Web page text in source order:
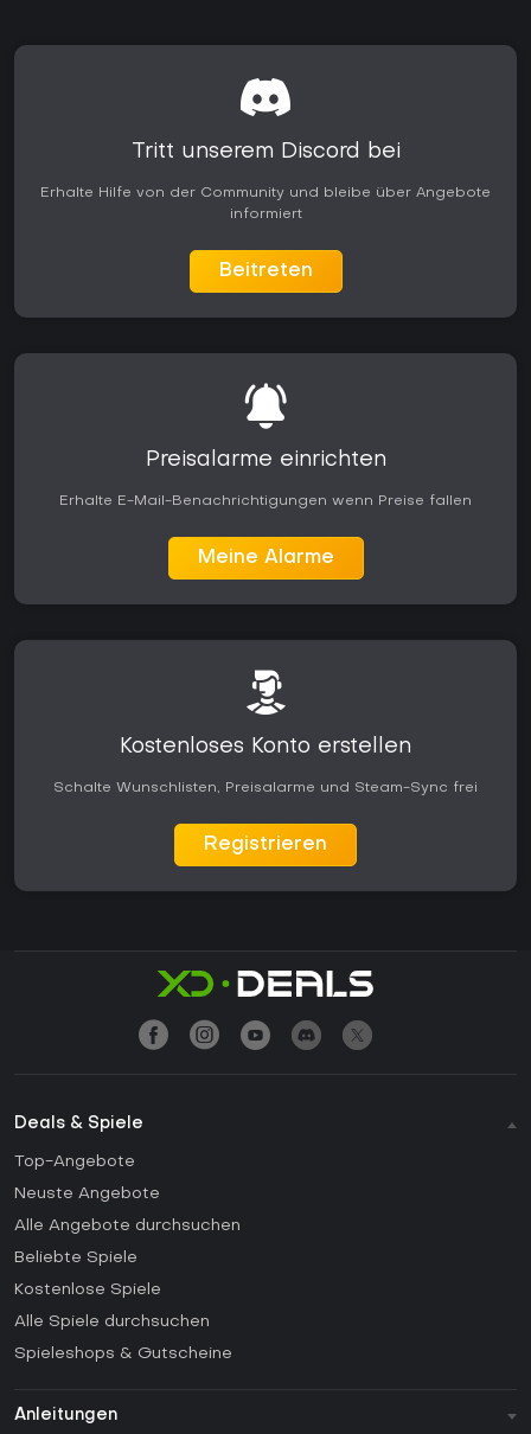
Tritt unserem Discord bei
Erhalte Hilfe von der Community und bleibe über Angebote
informiert
Beitreten
Preisalarme einrichten
Erhalte E-Mail-Benachrichtigungen wenn Preise fallen
Meine Alarme
Kostenloses Konto erstellen
Schalte Wunschlisten, Preisalarme und Steam-Sync frei
Registrieren
Deals & Spiele
Top-Angebote
Neuste Angebote
Alle Angebote durchsuchen
Beliebte Spiele
Kostenlose Spiele
Alle Spiele durchsuchen
Spieleshops & Gutscheine
Anleitungen